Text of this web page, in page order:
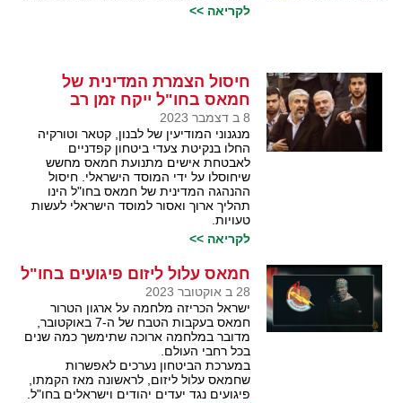
לקריאה >>
חיסול הצמרת המדינית של
חמאס בחו"ל ייקח זמן רב
8 ב דצמבר 2023
מנגנוני המודיעין של לבנון, קטאר וטורקיה
החלו בנקיטת צעדי ביטחון קפדניים
לאבטחת אישים מתנועת חמאס מחשש
שיחוסלו על ידי המוסד הישראלי. חיסול
ההנהגה המדינית של חמאס בחו"ל הינו
תהליך ארוך ואסור למוסד הישראלי לעשות
טעויות.
לקריאה >>
חמאס עלול ליזום פיגועים בחו"ל
28 ב אוקטובר 2023
ישראל הכריזה מלחמה על ארגון הטרור
חמאס בעקבות הטבח של ה-7 באוקטובר,
מדובר במלחמה ארוכה שתימשך כמה שנים
בכל רחבי העולם.
במערכת הביטחון נערכים לאפשרות
שחמאס עלול ליזום, לראשונה מאז הקמתו,
פיגועים נגד יעדים יהודים וישראלים בחו"ל.